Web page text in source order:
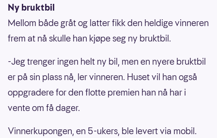
Ny bruktbil
Mellom både gråt og latter fikk den heldige vinneren
frem at nå skulle han kjøpe seg ny bruktbil.
-Jeg trenger ingen helt ny bil, men en nyere bruktbil
er på sin plass nå, ler vinneren. Huset vil han også
oppgradere for den flotte premien han nå har i
vente om få dager.
Vinnerkupongen, en 5-ukers, ble levert via mobil.